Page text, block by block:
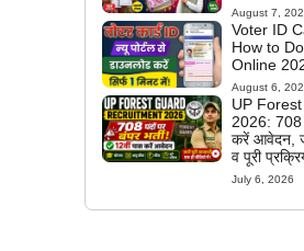
August 7,
Voter ID
How to
Online
August 6,
UP
2026: 708
करें आवेदन,
व पूरी
July 6, 2026